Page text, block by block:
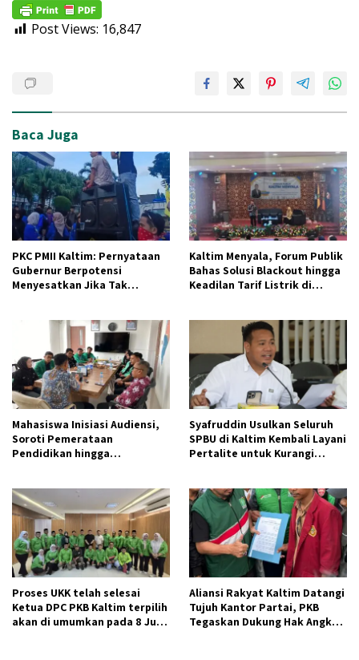
Post Views: 16,847
Baca Juga
PKC PMII Kaltim: Pernyataan
Gubernur Berpotensi
Menyesatkan Jika Tak
Kaltim Menyala, Forum Publik
Bahas Solusi Blackout hingga
Keadilan Tarif Listrik di
Mahasiswa Inisiasi Audiensi,
Soroti Pemerataan
Pendidikan hingga
Syafruddin Usulkan Seluruh
SPBU di Kaltim Kembali Layani
Pertalite untuk Kurangi
Proses UKK telah selesai
Ketua DPC PKB Kaltim terpilih
akan di umumkan pada 8 Juli
Aliansi Rakyat Kaltim Datangi
Tujuh Kantor Partai, PKB
Tegaskan Dukung Hak Angket